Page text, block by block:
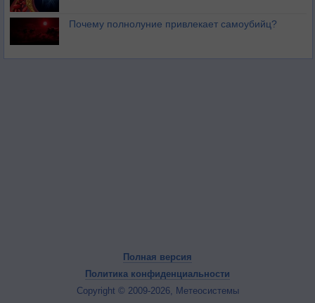
Почему полнолуние привлекает самоубийц?
Полная версия
Политика конфиденциальности
Copyright © 2009-2026, Метеосистемы